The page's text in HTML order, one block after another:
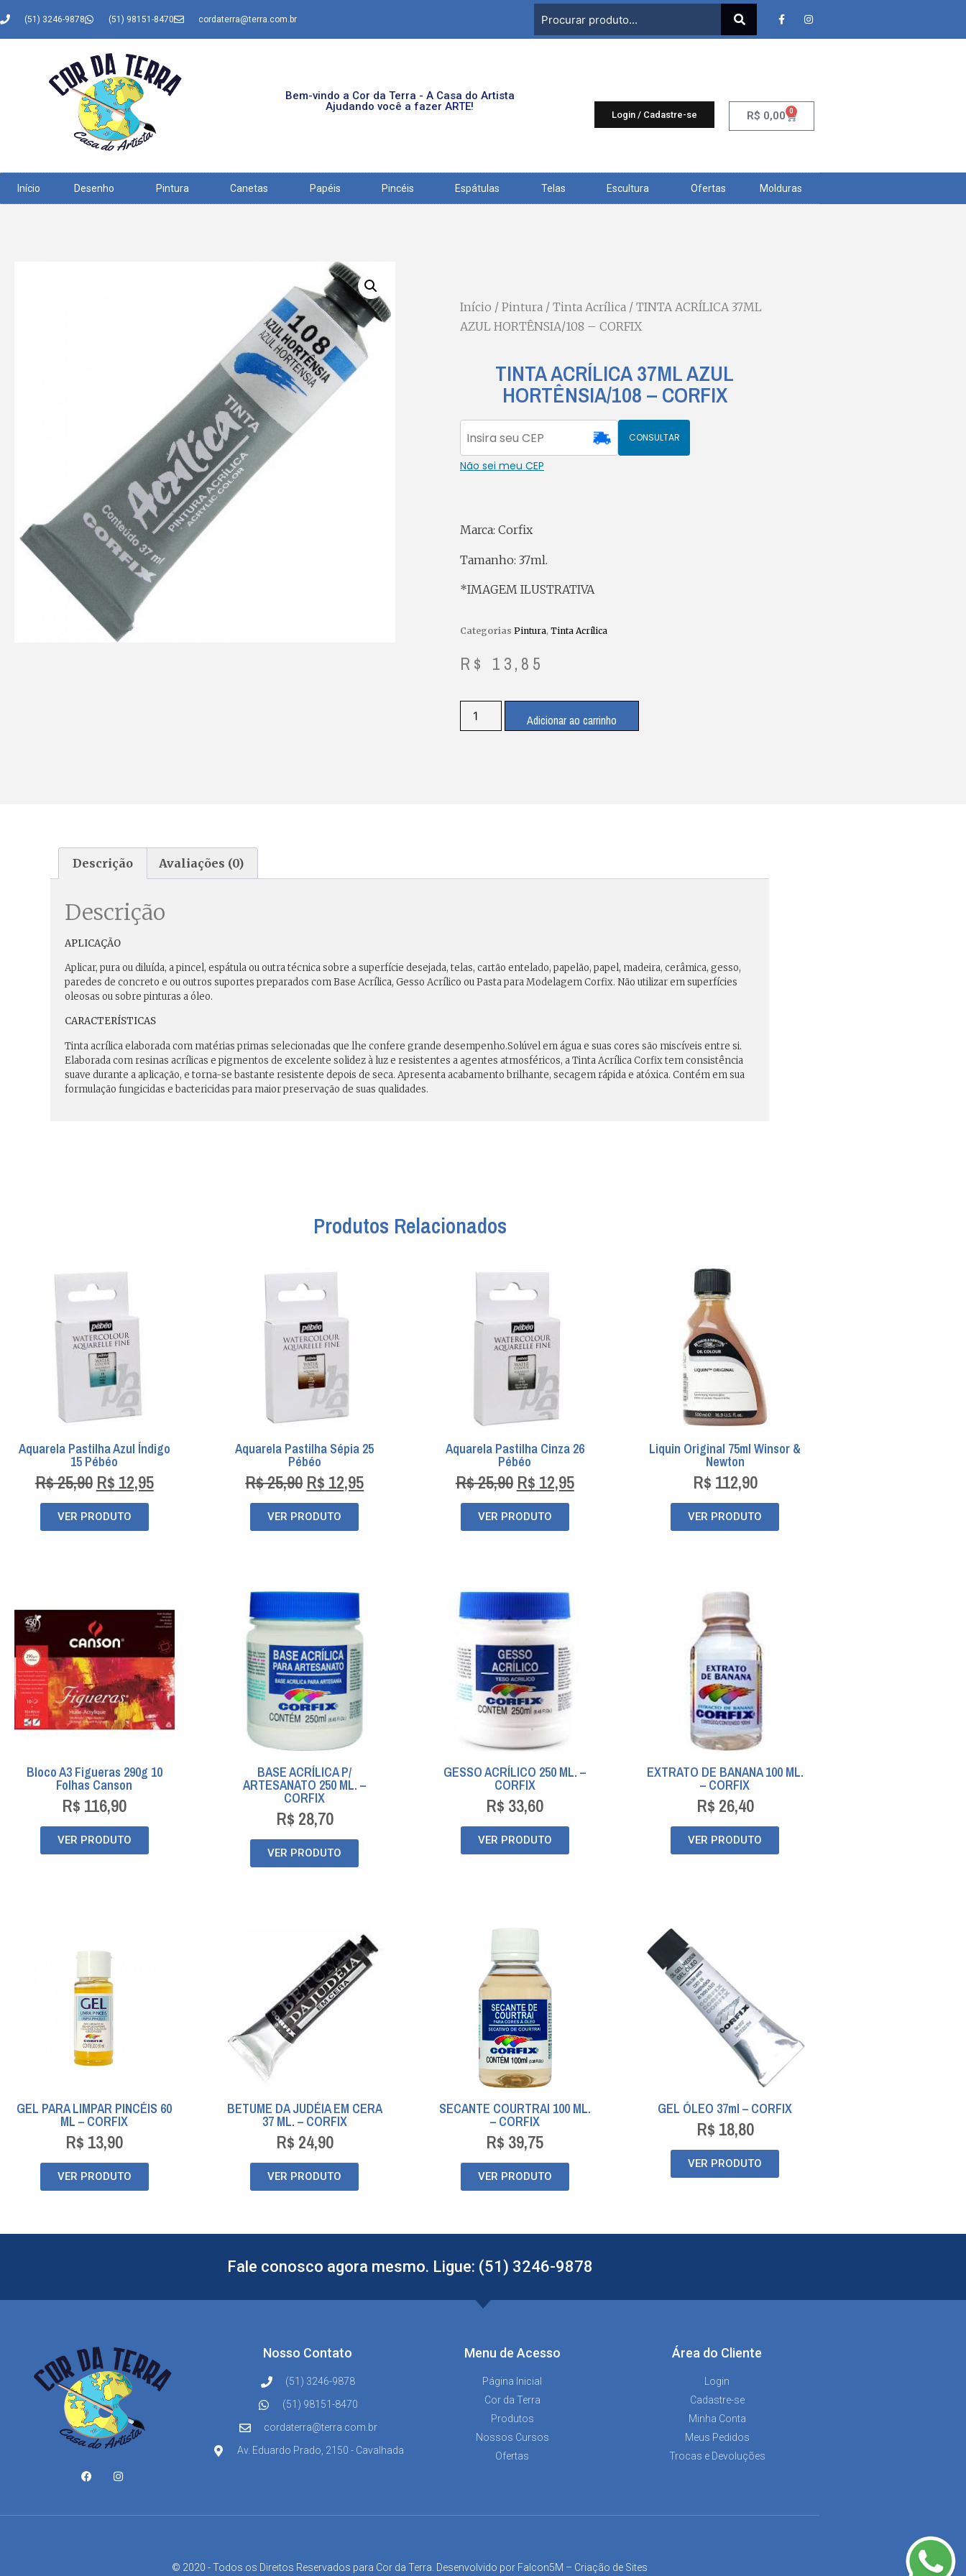
(51) 3246-9878 (51) 98151-8470 cordaterra@terra.com.br
Bem-vindo a Cor da Terra - A Casa do Artista
Ajudando você a fazer ARTE!
Login / Cadastre-se R$ 0,00 0
Início Desenho Pintura Canetas Papéis Pincéis Espátulas Telas Escultura Ofertas Molduras
Início / Pintura / Tinta Acrílica / TINTA ACRÍLICA 37ML
AZUL HORTÊNSIA/108 – CORFIX
TINTA ACRÍLICA 37ML AZUL
HORTÊNSIA/108 – CORFIX
CONSULTAR
Não sei meu CEP
Marca: Corfix
Tamanho: 37ml.
*IMAGEM ILUSTRATIVA
Categorias Pintura, Tinta Acrílica
R$ 13,85
Adicionar ao carrinho
Descrição Avaliações (0)
Descrição
APLICAÇÃO
Aplicar, pura ou diluída, a pincel, espátula ou outra técnica sobre a superfície desejada, telas, cartão entelado, papelão, papel, madeira, cerâmica, gesso,
paredes de concreto e ou outros suportes preparados com Base Acrílica, Gesso Acrílico ou Pasta para Modelagem Corfix. Não utilizar em superfícies
oleosas ou sobre pinturas a óleo.
CARACTERÍSTICAS
Tinta acrílica elaborada com matérias primas selecionadas que lhe confere grande desempenho.Solúvel em água e suas cores são miscíveis entre si.
Elaborada com resinas acrílicas e pigmentos de excelente solidez à luz e resistentes a agentes atmosféricos, a Tinta Acrílica Corfix tem consistência
suave durante a aplicação, e torna-se bastante resistente depois de seca. Apresenta acabamento brilhante, secagem rápida e atóxica. Contém em sua
formulação fungicidas e bactericidas para maior preservação de suas qualidades.
Produtos Relacionados
Aquarela Pastilha Azul Índigo
15 Pébéo
R$25,90 R$ 12,95
VER PRODUTO
Aquarela Pastilha Sépia 25
Pébéo
R$25,90 R$ 12,95
VER PRODUTO
Aquarela Pastilha Cinza 26
Pébéo
R$25,90 R$ 12,95
VER PRODUTO
Liquin Original 75ml Winsor &
Newton
R$ 112,90
VER PRODUTO
Bloco A3 Figueras 290g 10
Folhas Canson
R$ 116,90
VER PRODUTO
BASE ACRÍLICA P/
ARTESANATO 250 ML. –
CORFIX
R$ 28,70
VER PRODUTO
GESSO ACRÍLICO 250 ML. –
CORFIX
R$ 33,60
VER PRODUTO
EXTRATO DE BANANA 100 ML.
– CORFIX
R$ 26,40
VER PRODUTO
GEL PARA LIMPAR PINCÉIS 60
ML – CORFIX
R$ 13,90
VER PRODUTO
BETUME DA JUDÉIA EM CERA
37 ML. – CORFIX
R$ 24,90
VER PRODUTO
SECANTE COURTRAI 100 ML.
– CORFIX
R$ 39,75
VER PRODUTO
GEL ÓLEO 37ml – CORFIX
R$ 18,80
VER PRODUTO
Fale conosco agora mesmo. Ligue: (51) 3246-9878
Nosso Contato
(51) 3246-9878
(51) 98151-8470
cordaterra@terra.com.br
Av. Eduardo Prado, 2150 - Cavalhada
Menu de Acesso
Página Inicial
Cor da Terra
Produtos
Nossos Cursos
Ofertas
Área do Cliente
Login
Cadastre-se
Minha Conta
Meus Pedidos
Trocas e Devoluções
© 2020 - Todos os Direitos Reservados para Cor da Terra. Desenvolvido por Falcon5M – Criação de Sites